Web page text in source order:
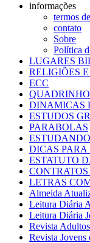
informações
termos
contato
Sobre
Política
LUGARES
RELIGIÕES
ECC
DINAMICAS
ESTUDOS
PARABOLAS
DICAS PARA
ESTATUTO
LETRAS
Almeida
Leitura Diária
Leitura Diária
Revista
Revista Jovens